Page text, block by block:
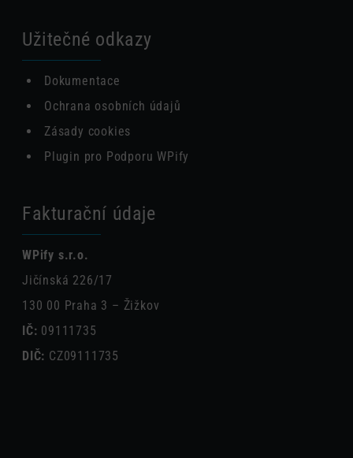
Užitečné odkazy
Dokumentace
Ochrana osobních údajů
Zásady cookies
Plugin pro Podporu WPify
Fakturační údaje
WPify s.r.o.
Jičínská 226/17
130 00 Praha 3 – Žižkov
IČ: 09111735
DIČ: CZ09111735